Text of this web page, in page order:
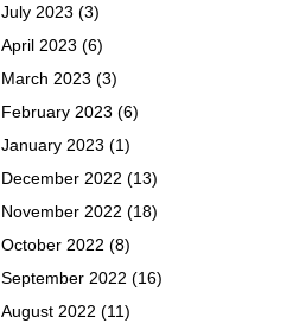
July 2023 (3)
April 2023 (6)
March 2023 (3)
February 2023 (6)
January 2023 (1)
December 2022 (13)
November 2022 (18)
October 2022 (8)
September 2022 (16)
August 2022 (11)